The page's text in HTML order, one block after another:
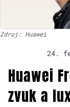
Zdroj: Huawei
24.
Huawei
zvuk a